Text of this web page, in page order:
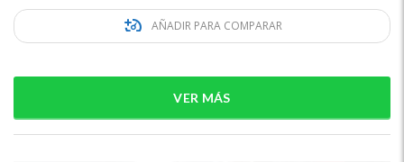
AÑADIR PARA COMPARAR
VER MÁS